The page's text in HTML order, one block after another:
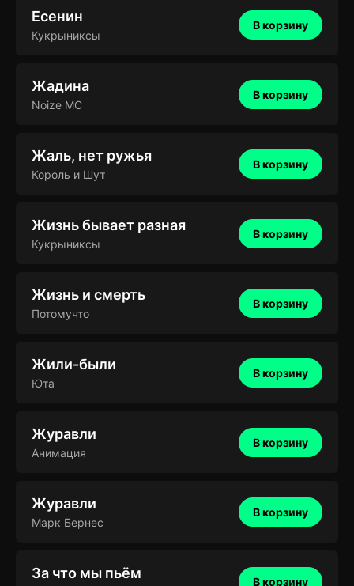
Есенин
Кукрыниксы
В корзину
Жадина
Noize MC
В корзину
Жаль, нет ружья
Король и Шут
В корзину
Жизнь бывает разная
Кукрыниксы
В корзину
Жизнь и смерть
Потомучто
В корзину
Жили-были
Юта
В корзину
Журавли
Анимация
В корзину
Журавли
Марк Бернес
В корзину
За что мы пьём В корзину